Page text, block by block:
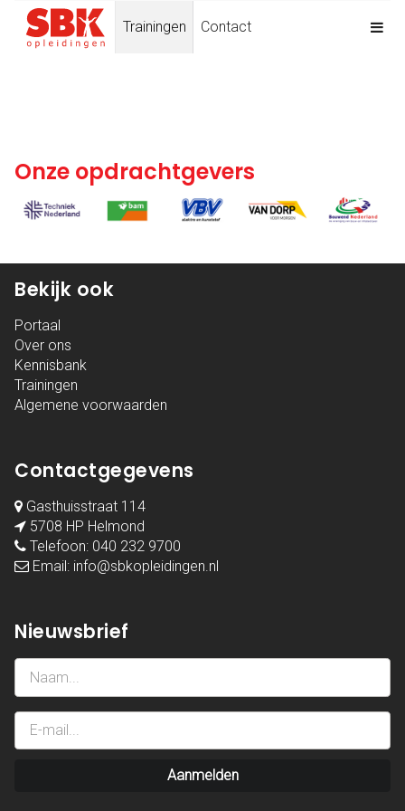
Trainingen Contact
Onze opdrachtgevers
Bekijk ook
Portaal
Over ons
Kennisbank
Trainingen
Algemene voorwaarden
Contactgegevens
Gasthuisstraat 114
5708 HP Helmond
Telefoon: 040 232 9700
Email: info@sbkopleidingen.nl
Nieuwsbrief
Aanmelden